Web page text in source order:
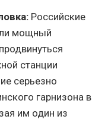
Российские
мощный
станции
серьезно
гарнизона в
им один из